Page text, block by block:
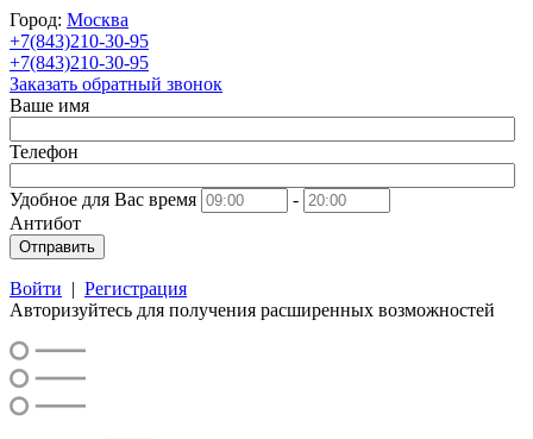
Город: Москва
+7(843)210-30-95
+7(843)210-30-95
Заказать обратный звонок
Ваше имя
Телефон
Удобное для Вас время
-
Антибот
Отправить
Войти | Регистрация
Авторизуйтесь для получения расширенных возможностей